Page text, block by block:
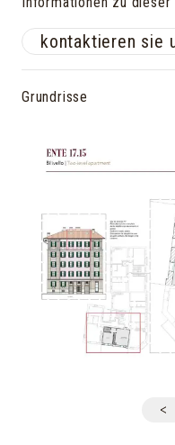
kontaktieren sie
Grundrisse
<